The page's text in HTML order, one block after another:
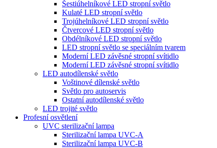
Šestiúhelníkové LED stropní světlo
Kulaté LED stropní světlo
Trojúhelníkové LED stropní světlo
Čtvercové LED stropní světlo
Obdélníkové LED stropní světlo
LED stropní světlo se speciálním tvarem
Moderní LED závěsné stropní svítidlo
Moderní LED závěsné stropní svítidlo
LED autodílenské světlo
Voštinové dílenské světlo
Světlo pro autoservis
Ostatní autodílenské světlo
LED trojité světlo
Profesní osvětlení
UVC sterilizační lampa
Sterilizační lampa UVC-A
Sterilizační lampa UVC-B